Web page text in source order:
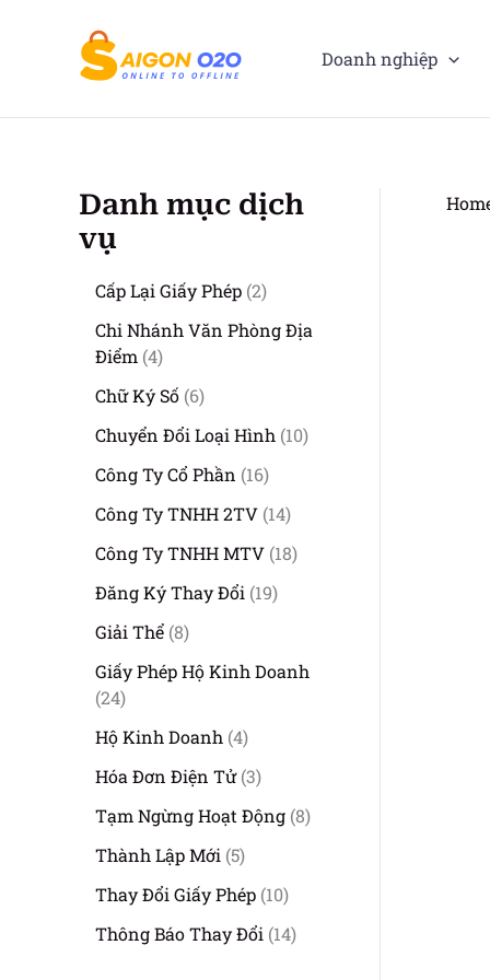
Doanh nghiệp
Danh mục dịch
vụ
Cấp Lại Giấy Phép 22
ả
ẩ
m
Chi Nhánh Văn Phòng Địa
Điểm 44
ả
n
h
ẩ
Chữ Ký Số 66
ả
n
h
ẩ
Chuyển Đổi Loại Hình 101
Công Ty Cổ Phần 161
s
ả
p
m
Công Ty TNHH 2TV 141
s
h
Công Ty TNHH MTV 181
p
Đăng Ký Thay Đổi 191
ả
Giải Thể 88
ả
p
ẩ
m
Giấy Phép Hộ Kinh Doanh
242
s
ả
p
h
m
Hộ Kinh Doanh 44
ả
n
h
ẩ
Hóa Đơn Điện Tử 33
ả
h
ẩ
Tạm Ngừng Hoạt Động 88
Thành Lập Mới 55
ả
n
Thay Đổi Giấy Phép 101
s
Thông Báo Thay Đổi 141